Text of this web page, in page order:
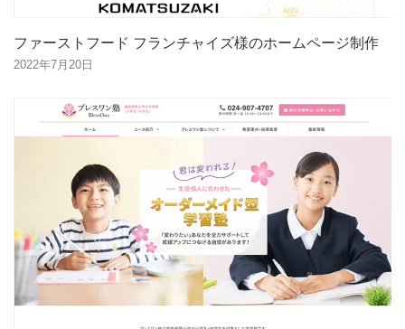
ファーストフード フランチャイズ様のホームページ制作
2022年7月20日